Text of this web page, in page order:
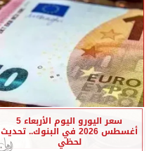
سعر اليورو اليوم الأربعاء 5
أغسطس 2026 في البنوك.. تحديث
لحظي